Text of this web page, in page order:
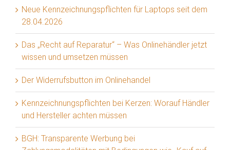
Neue Kennzeichnungspflichten für Laptops seit dem
28.04.2026
Das „Recht auf Reparatur“ – Was Onlinehändler jetzt
wissen und umsetzen müssen
Der Widerrufsbutton im Onlinehandel
Kennzeichnungspflichten bei Kerzen: Worauf Händler
und Hersteller achten müssen
BGH: Transparente Werbung bei